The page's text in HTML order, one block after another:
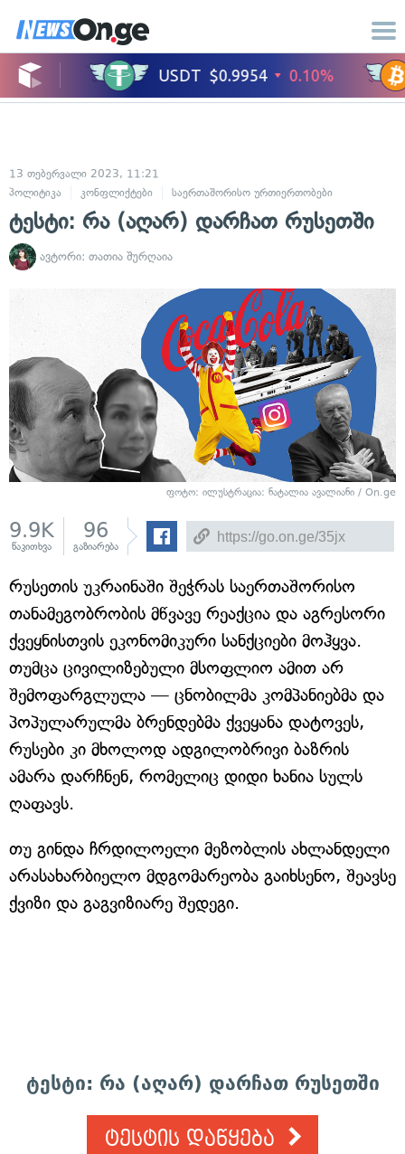
13 თებერვალი 2023, 11:21
პოლიტიკა
კონფლიქტები საერთაშორისო ურთიერთობები
ტესტი: რა (აღარ) დარჩათ რუსეთში
ავტორი: თათია შურღაია
ფოტო: ილუსტრაცია: ნატალია ავალიანი / On.ge
9.9K
წაკითხვა
96
გაზიარება
რუსეთის უკრაინაში შეჭრას საერთაშორისო
თანამეგობრობის მწვავე რეაქცია და აგრესორი
ქვეყნისთვის ეკონომიკური სანქციები მოჰყვა.
თუმცა ცივილიზებული მსოფლიო ამით არ
შემოფარგლულა — ცნობილმა კომპანიებმა და
პოპულარულმა ბრენდებმა ქვეყანა დატოვეს,
რუსები კი მხოლოდ ადგილობრივი ბაზრის
ამარა დარჩნენ, რომელიც დიდი ხანია სულს
ღაფავს.
თუ გინდა ჩრდილოელი მეზობლის ახლანდელი
არასახარბიელო მდგომარეობა გაიხსენო, შეავსე
ქვიზი და გაგვიზიარე შედეგი.
ტესტი: რა (აღარ) დარჩათ რუსეთში
ტესტის დაწყება